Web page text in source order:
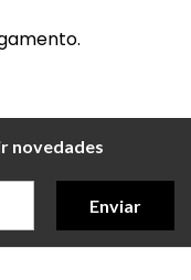
novedades
Enviar